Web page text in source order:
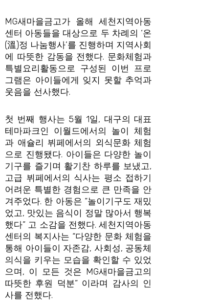
MG새마을금고가 올해 세천지역아동
센터 아동들을 대상으로 두 차례의 ‘온
(溫)정 나눔행사’를 진행하며 지역사회
에 따뜻한 감동을 전했다. 문화체험과
특별요리활동으로 구성된 이번 프로
그램은 아이들에게 잊지 못할 추억과
웃음을 선사했다.
첫 번째 행사는 5월 1일, 대구의 대표
테마파크인 이월드에서의 놀이 체험
과 애슐리 뷔페에서의 외식문화 체험
으로 진행됐다. 아이들은 다양한 놀이
기구를 즐기며 활기찬 하루를 보냈고,
고급 뷔페에서의 식사는 평소 접하기
어려운 특별한 경험으로 큰 만족을 안
겨주었다. 한 아동은 “놀이기구도 재밌
었고, 맛있는 음식이 정말 많아서 행복
했다” 고 소감을 전했다. 세천지역아동
센터의 복지사는 “다양한 문화 체험을
통해 아이들이 자존감, 사회성, 공동체
의식을 키우는 모습을 확인할 수 있었
으며, 이 모든 것은 MG새마을금고의
따뜻한 후원 덕분” 이라며 감사의 인
사를 전했다.